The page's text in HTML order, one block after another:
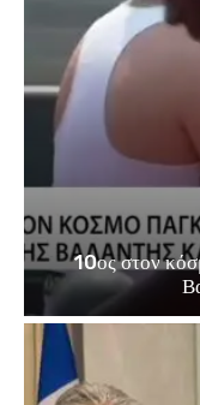
10ος στον